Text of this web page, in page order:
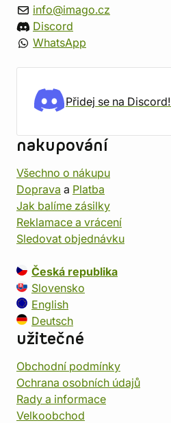
info@imago.cz
Discord
WhatsApp
Přidej se na Discord!
nakupování
Všechno o nákupu
Doprava a Platba
Jak balíme zásilky
Reklamace a vrácení
Sledovat objednávku
Česká republika
Slovensko
English
Deutsch
užitečné
Obchodní podmínky
Ochrana osobních údajů
Rady a informace
Velkoobchod